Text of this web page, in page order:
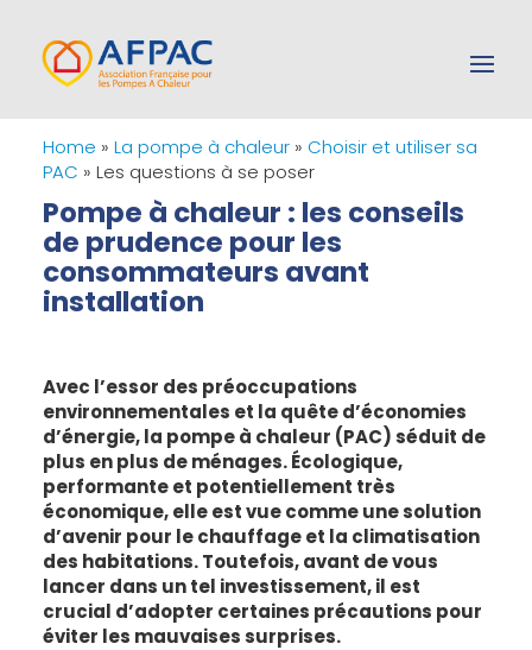
Home » La pompe à chaleur» Choisir et utiliser sa
PAC » Les questions à se poser
Pompe à chaleur : les conseils
de prudence pour les
consommateurs avant
installation
Avec l’essor des préoccupations
environnementales et la quête d’économies
d’énergie, la pompe à chaleur (PAC) séduit de
plus en plus de ménages. Écologique,
performante et potentiellement très
économique, elle est vue comme une solution
d’avenir pour le chauffage et la climatisation
des habitations. Toutefois, avant de vous
lancer dans un tel investissement, il est
crucial d’adopter certaines précautions pour
éviter les mauvaises surprises.